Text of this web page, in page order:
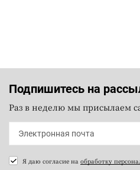
Подпишитесь на
Раз в неделю мы присылаем
Я даю согласие на обработку